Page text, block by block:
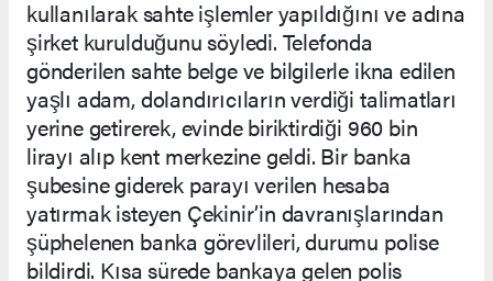
kullanılarak sahte işlemler yapıldığını ve adına
şirket kurulduğunu söyledi. Telefonda
gönderilen sahte belge ve bilgilerle ikna edilen
yaşlı adam, dolandırıcıların verdiği talimatları
yerine getirerek, evinde biriktirdiği 960 bin
lirayı alıp kent merkezine geldi. Bir banka
şubesine giderek parayı verilen hesaba
yatırmak isteyen Çekinir’in davranışlarından
şüphelenen banka görevlileri, durumu polise
bildirdi. Kısa sürede bankaya gelen polis